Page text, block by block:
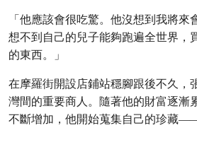
「他應該會很吃驚。他沒想到我將來
想不到自己的兒子能夠跑遍全世界，
的東西。」
在摩羅街開設店鋪站穩腳跟後不久，
灣間的重要商人。隨著他的財富逐漸
不斷增加，他開始蒐集自己的珍藏